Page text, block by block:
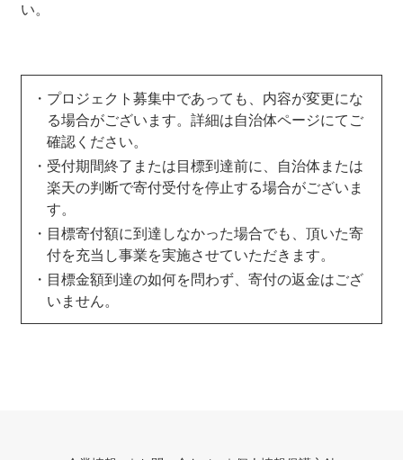
い。
プロジェクト募集中であっても、内容が変更にな
る場合がございます。詳細は自治体ページにてご
確認ください。
受付期間終了または目標到達前に、自治体または
楽天の判断で寄付受付を停止する場合がございま
す。
目標寄付額に到達しなかった場合でも、頂いた寄
付を充当し事業を実施させていただきます。
目標金額到達の如何を問わず、寄付の返金はござ
いません。